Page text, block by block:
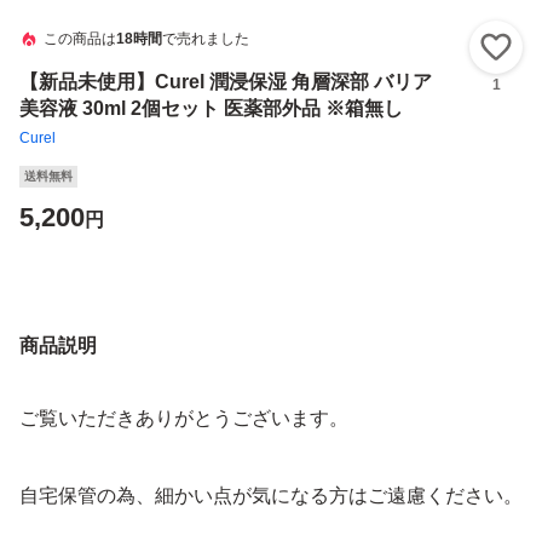
この商品は18時間で売れました
【新品未使用】Curel 潤浸保湿 角層深部 バリア
美容液 30ml 2個セット 医薬部外品 ※箱無し
Curel
1
送料無料
5,200円
商品説明
ご覧いただきありがとうございます。
自宅保管の為、細かい点が気になる方はご遠慮ください。